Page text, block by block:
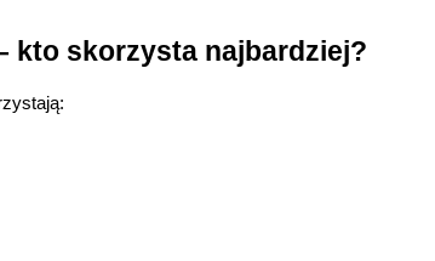
kto skorzysta najbardziej?